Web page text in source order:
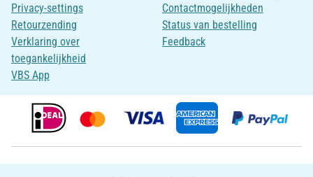
Privacy-settings
Retourzending
Verklaring over
toegankelijkheid
VBS App
Contactmogelijkheden
Status van bestelling
Feedback